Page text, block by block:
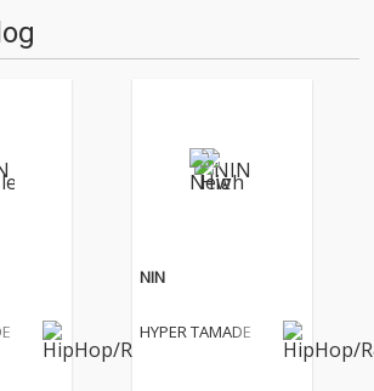
生きる労働者達が多く住
そしてSHINGO…
NIN
HYPER TAMADE